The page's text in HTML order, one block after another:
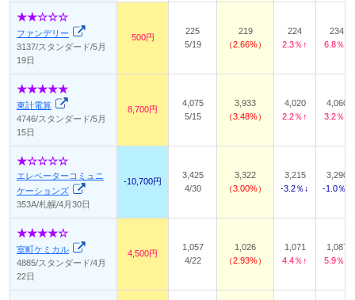
ファンデリー
3137/スタンダード/5月
19日
500円
225
5/19
219
2.66%
224
2.3％↑
234
6.8％↑
東計電算
4746/スタンダード/5月
15日
8,700円
4,075
5/15
3,933
3.48%
4,020
2.2％↑
4,060
3.2％↑
エレベーターコミュニ
ケーションズ
353A/札幌/4月30日
-10,700円
3,425
4/30
3,322
3.00%
3,215
-3.2％↓
3,290
-1.0％↓
室町ケミカル
4885/スタンダード/4月
22日
4,500円
1,057
4/22
1,026
2.93%
1,071
4.4％↑
1,087
5.9％↑